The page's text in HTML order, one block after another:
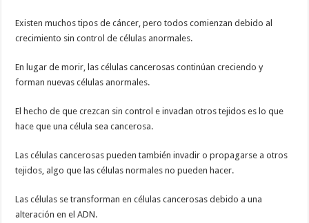
Existen muchos tipos de cáncer, pero todos comienzan debido al
crecimiento sin control de células anormales.
En lugar de morir, las células cancerosas continúan creciendo y
forman nuevas células anormales.
El hecho de que crezcan sin control e invadan otros tejidos es lo que
hace que una célula sea cancerosa.
Las células cancerosas pueden también invadir o propagarse a otros
tejidos, algo que las células normales no pueden hacer.
Las células se transforman en células cancerosas debido a una
alteración en el ADN.